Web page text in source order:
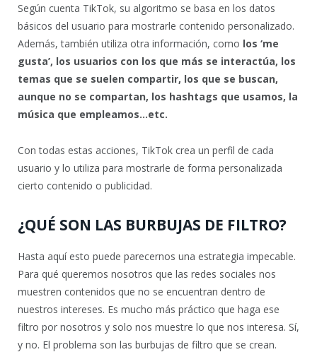
Según cuenta TikTok, su algoritmo se basa en los datos
básicos del usuario para mostrarle contenido personalizado.
Además, también utiliza otra información, como los ‘me
gusta’, los usuarios con los que más se interactúa, los
temas que se suelen compartir, los que se buscan,
aunque no se compartan, los hashtags que usamos, la
música que empleamos…etc.
Con todas estas acciones, TikTok crea un perfil de cada
usuario y lo utiliza para mostrarle de forma personalizada
cierto contenido o publicidad.
¿QUÉ SON LAS BURBUJAS DE FILTRO?
Hasta aquí esto puede parecernos una estrategia impecable.
Para qué queremos nosotros que las redes sociales nos
muestren contenidos que no se encuentran dentro de
nuestros intereses. Es mucho más práctico que haga ese
filtro por nosotros y solo nos muestre lo que nos interesa. Sí,
y no. El problema son las burbujas de filtro que se crean.